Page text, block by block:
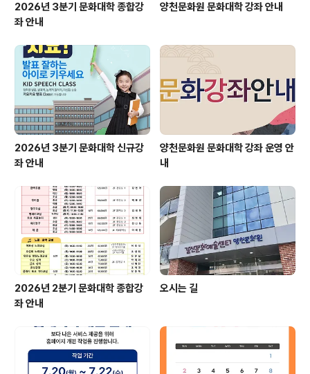
2026년 3분기 문화대학 종합강
좌 안내
양천문화원 문화대학 강좌 안내
2026년 3분기 문화대학 신규강
좌 안내
양천문화원 문화대학 강좌 운영 안
내
2026년 2분기 문화대학 종합강
좌 안내
오시는 길